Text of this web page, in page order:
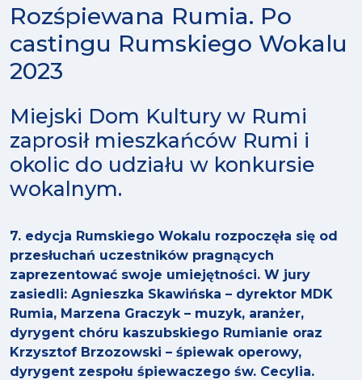
Rozśpiewana Rumia. Po
castingu Rumskiego Wokalu
2023
Miejski Dom Kultury w Rumi
zaprosił mieszkańców Rumi i
okolic do udziału w konkursie
wokalnym.
7. edycja Rumskiego Wokalu rozpoczęła się od
przesłuchań uczestników pragnących
zaprezentować swoje umiejętności. W jury
zasiedli: Agnieszka Skawińska – dyrektor MDK
Rumia, Marzena Graczyk – muzyk, aranżer,
dyrygent chóru kaszubskiego Rumianie oraz
Krzysztof Brzozowski – śpiewak operowy,
dyrygent zespołu śpiewaczego św. Cecylia.